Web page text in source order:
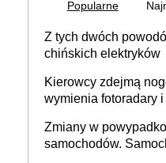
Popularne
Z tych dwóch
chińskich elektryków
Kierowcy zdejmą
wymienia fotoradary
Zmiany w
samochodów.